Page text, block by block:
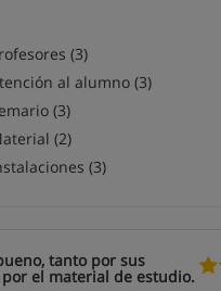
(3)
al alumno (3)
(3)
(2)
(3)
tanto por sus
el material de estudio.